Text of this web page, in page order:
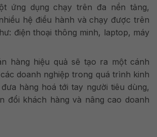
ứng dụng chạy trên đa nền tảng,
hệ điều hành và chạy được trên
điện thoại thông minh, laptop, máy
hàng hiệu quả sẽ tạo ra một cánh
doanh nghiệp trong quá trình kinh
hàng hoá tới tay người tiêu dùng,
đổi khách hàng và nâng cao doanh